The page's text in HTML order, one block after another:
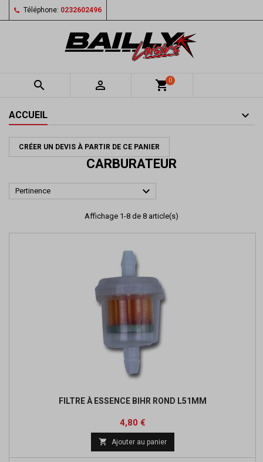
Téléphone: 0232602496
  shopping_cart0
ACCUEIL
CRÉER UN DEVIS À PARTIR DE CE PANIER
CARBURATEUR
Pertinence 
Affichage 1-8 de 8 article(s)
FILTRE À ESSENCE BIHR ROND L51MM
Prix
4,80 €Prix
base
 Ajouter au panier